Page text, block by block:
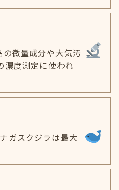
微量成分や大気汚
濃度測定に使われ
ガスクジラは最大